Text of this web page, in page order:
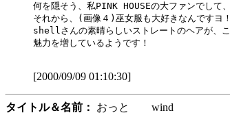
何を隠そう、私PINK HOUSEの大ファンでして
それから、(画像４)巫女服も大好きなんですヨ！
shellさんの素晴らしいストレートのヘアが、
魅力を増しているようです！
[2000/09/09 01:10:30]
タイトル＆名前： おっと wind